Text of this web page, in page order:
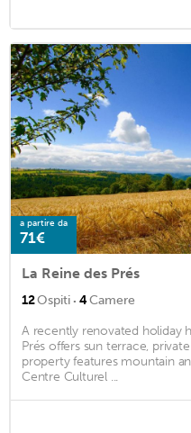
a partire da
71€
La Reine des Prés
12Ospiti · 4Camere
A recently renovated holiday
Prés offers sun terrace,
property features mountain
Centre Culturel ...